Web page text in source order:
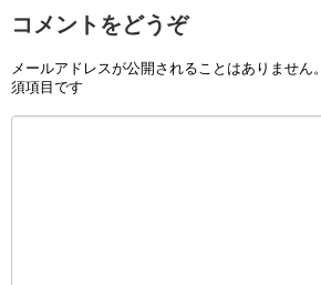
コメントをどうぞ
メールアドレスが公開されることはありません。
須項目です